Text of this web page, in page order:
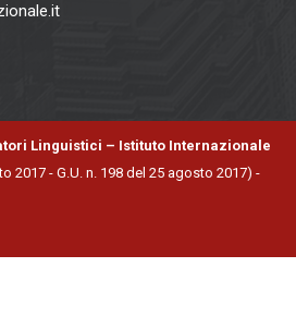
Linguistici – Istituto Internazionale
2017 - G.U. n. 198 del 25 agosto 2017) -